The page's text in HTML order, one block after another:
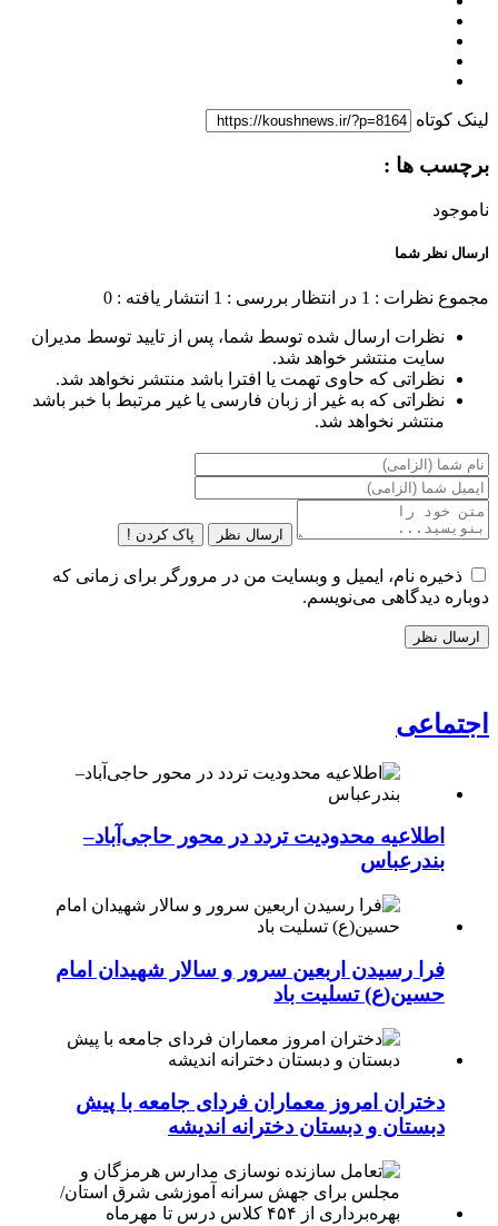
لینک کوتاه
برچسب ها :
ناموجود
ارسال نظر شما
مجموع نظرات : 1 در انتظار بررسی : 1 انتشار یافته : 0
نظرات ارسال شده توسط شما، پس از تایید توسط مدیران
سایت منتشر خواهد شد.
نظراتی که حاوی تهمت یا افترا باشد منتشر نخواهد شد.
نظراتی که به غیر از زبان فارسی یا غیر مرتبط با خبر باشد
منتشر نخواهد شد.
ارسال نظر پاک کردن !
ذخیره نام، ایمیل و وبسایت من در مرورگر برای زمانی که
دوباره دیدگاهی می‌نویسم.
اجتماعی
اطلاعیه محدودیت تردد در محور حاجی‌آباد–
بندرعباس
فرا رسیدن اربعین سرور و سالار شهیدان امام
حسین(ع) تسلیت باد
دختران امروز معماران فردای جامعه با پیش
دبستان و دبستان دخترانه اندیشه